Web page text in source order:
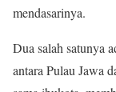
mendasarinya.
Dua salah satunya
antara Pulau Jawa